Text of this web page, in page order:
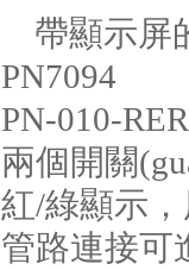
帶顯示屏
PN7094
PN-010-
兩個開關
紅/綠顯示
管路連接可